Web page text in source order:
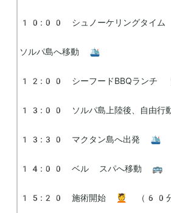
10:00　シュノーケリングタイ
ソルパ島へ移動 🛳
12:00　シーフードBBQランチ
13:00　ソルパ島上陸後、自由
13:30　マクタン島へ出発 🛳
14:00　ベル スパへ移動 🚌
15:20　施術開始 💆 （60分